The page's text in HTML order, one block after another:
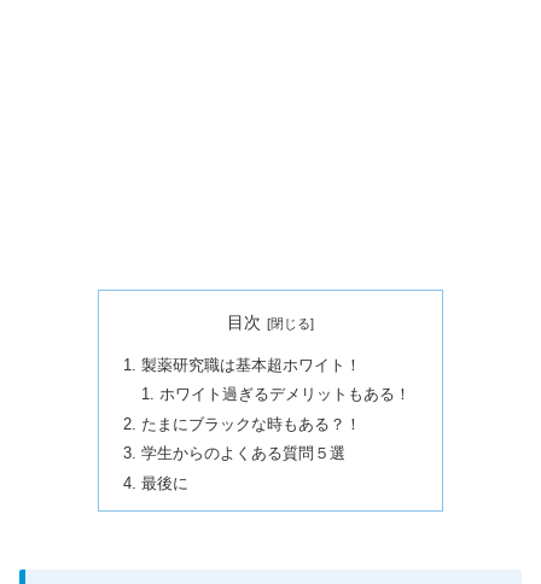
目次
製薬研究職は基本超ホワイト！
ホワイト過ぎるデメリットもある！
たまにブラックな時もある？！
学生からのよくある質問５選
最後に